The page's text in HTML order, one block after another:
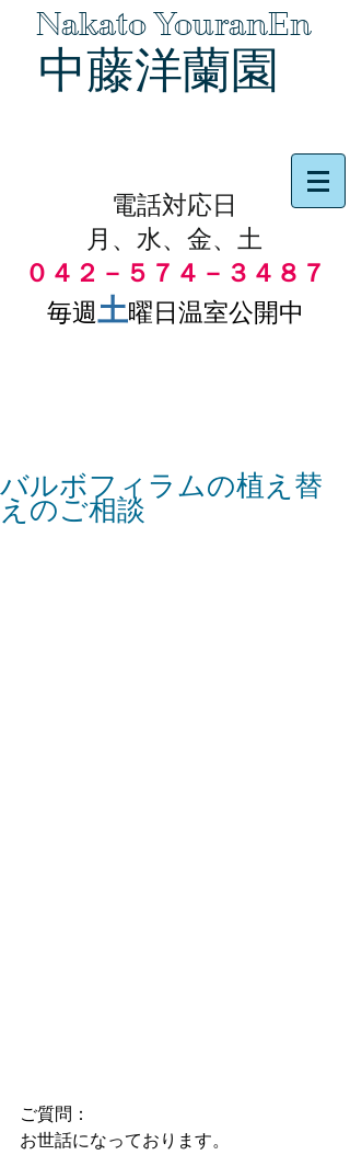
Nakato YouranEn
中藤洋蘭園
電話対応日
月、水、金、土
０４２－５７４－３４８７
毎週土曜日温室公開中
バルボフィラムの植え替
えのご相談
ご質問：
お世話になっております。